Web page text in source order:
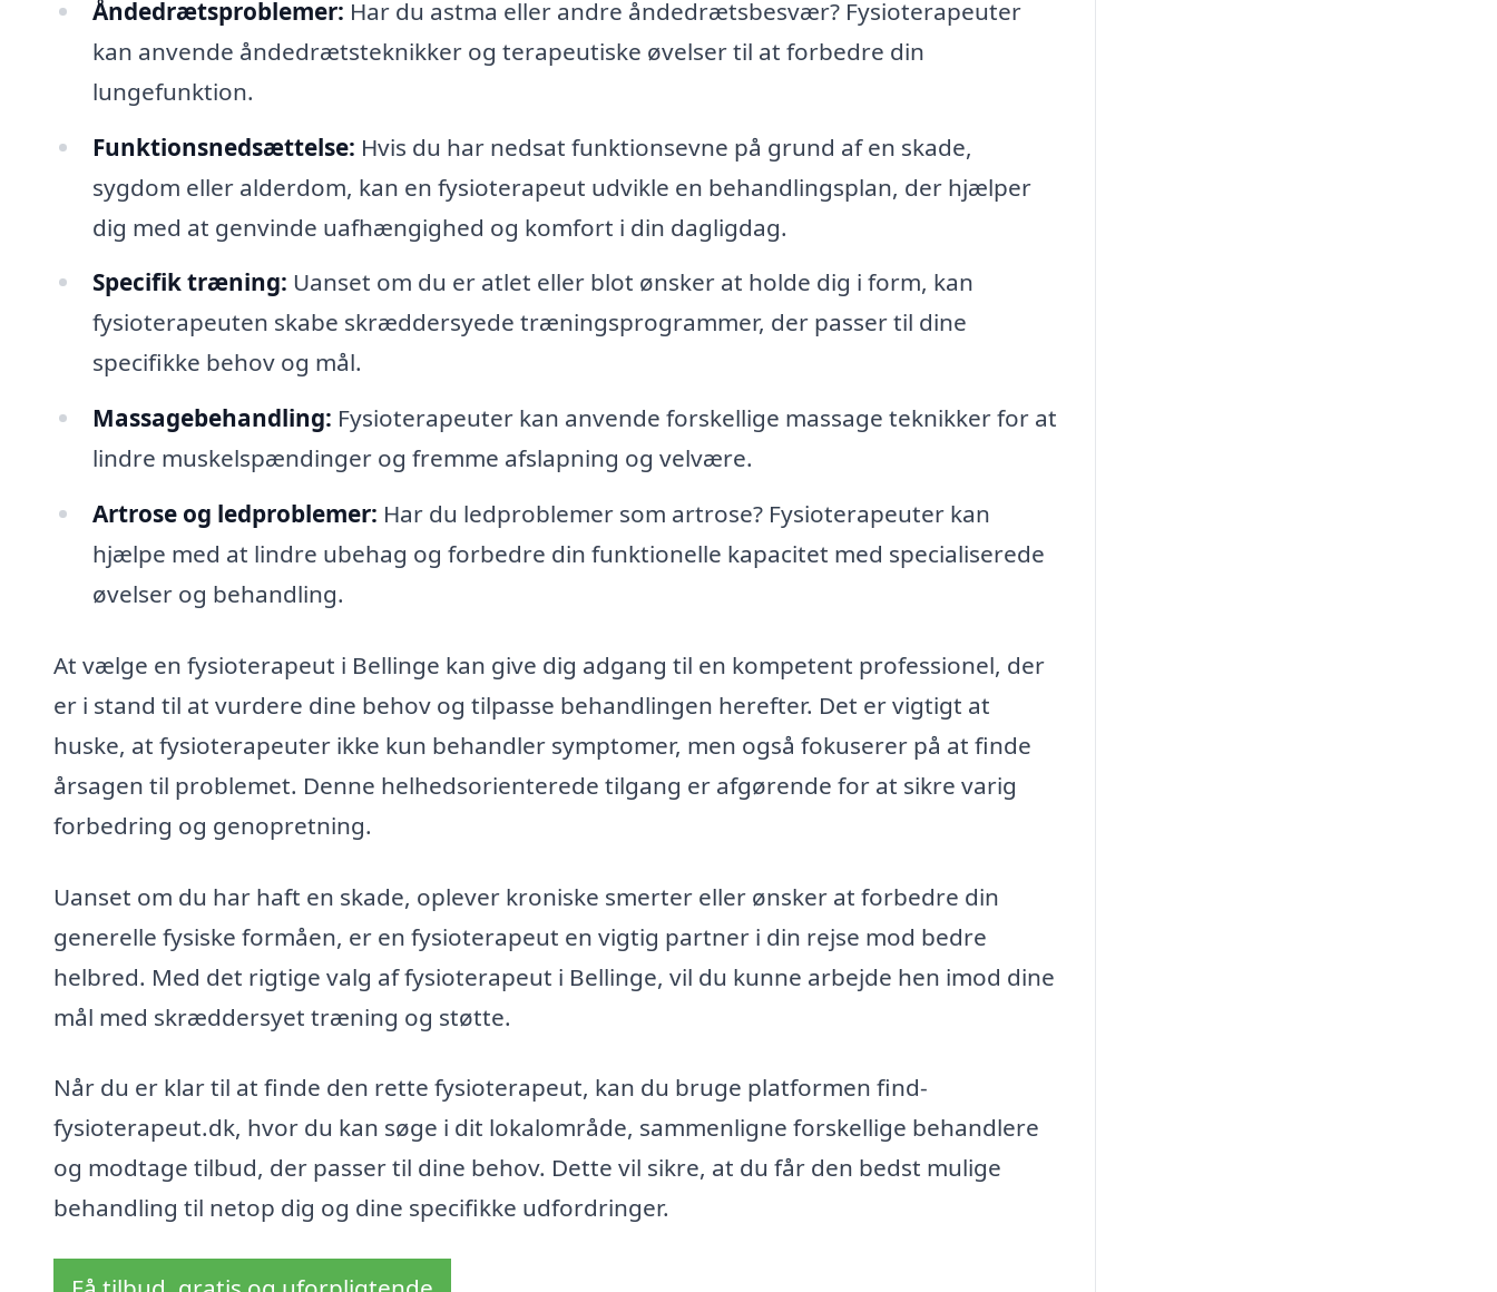
Åndedrætsproblemer: Har du astma eller andre åndedrætsbesvær? Fysioterapeuter
kan anvende åndedrætsteknikker og terapeutiske øvelser til at forbedre din
lungefunktion.
Funktionsnedsættelse: Hvis du har nedsat funktionsevne på grund af en skade,
sygdom eller alderdom, kan en fysioterapeut udvikle en behandlingsplan, der hjælper
dig med at genvinde uafhængighed og komfort i din dagligdag.
Specifik træning: Uanset om du er atlet eller blot ønsker at holde dig i form, kan
fysioterapeuten skabe skræddersyede træningsprogrammer, der passer til dine
specifikke behov og mål.
Massagebehandling: Fysioterapeuter kan anvende forskellige massage teknikker for at
lindre muskelspændinger og fremme afslapning og velvære.
Artrose og ledproblemer: Har du ledproblemer som artrose? Fysioterapeuter kan
hjælpe med at lindre ubehag og forbedre din funktionelle kapacitet med specialiserede
øvelser og behandling.
At vælge en fysioterapeut i Bellinge kan give dig adgang til en kompetent professionel, der
er i stand til at vurdere dine behov og tilpasse behandlingen herefter. Det er vigtigt at
huske, at fysioterapeuter ikke kun behandler symptomer, men også fokuserer på at finde
årsagen til problemet. Denne helhedsorienterede tilgang er afgørende for at sikre varig
forbedring og genopretning.
Uanset om du har haft en skade, oplever kroniske smerter eller ønsker at forbedre din
generelle fysiske formåen, er en fysioterapeut en vigtig partner i din rejse mod bedre
helbred. Med det rigtige valg af fysioterapeut i Bellinge, vil du kunne arbejde hen imod dine
mål med skræddersyet træning og støtte.
Når du er klar til at finde den rette fysioterapeut, kan du bruge platformen find-
fysioterapeut.dk, hvor du kan søge i dit lokalområde, sammenligne forskellige behandlere
og modtage tilbud, der passer til dine behov. Dette vil sikre, at du får den bedst mulige
behandling til netop dig og dine specifikke udfordringer.